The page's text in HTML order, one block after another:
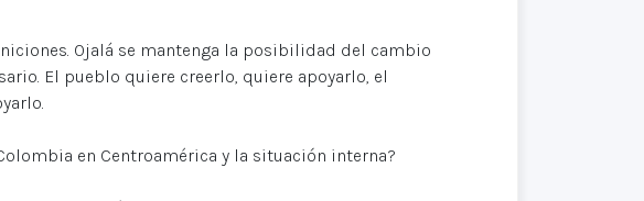
Ojalá se mantenga la posibilidad del cambio
El pueblo quiere creerlo, quiere apoyarlo, el
en Centroamérica y la situación interna?